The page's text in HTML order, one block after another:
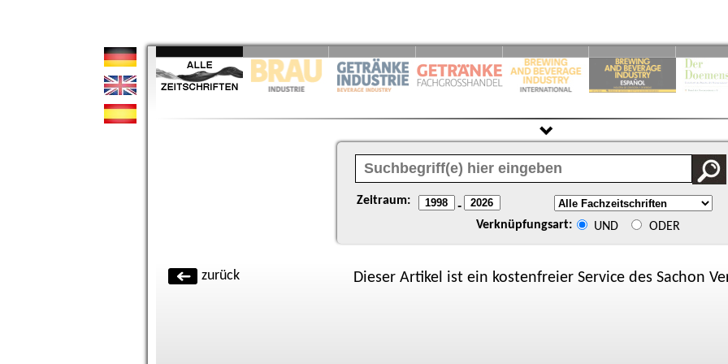
Zeitraum: -
Verknüpfungsart: UND ODER
zurück Dieser Artikel ist ein kostenfreier Service des Sachon